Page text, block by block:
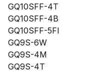
GQ10SFF-4T
GQ10SFF-4B
GQ10SFF-5FI
GQ9S-6W
GQ9S-4M
GQ9S-4T